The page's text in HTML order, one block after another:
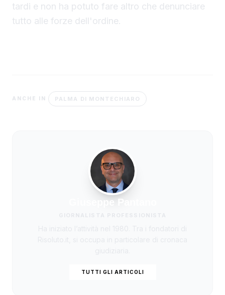
tardi e non ha potuto fare altro che denunciare
tutto alle forze dell'ordine.
ANCHE IN PALMA DI MONTECHIARO
Giuseppe Pantano
TUTTI GLI ARTICOLI